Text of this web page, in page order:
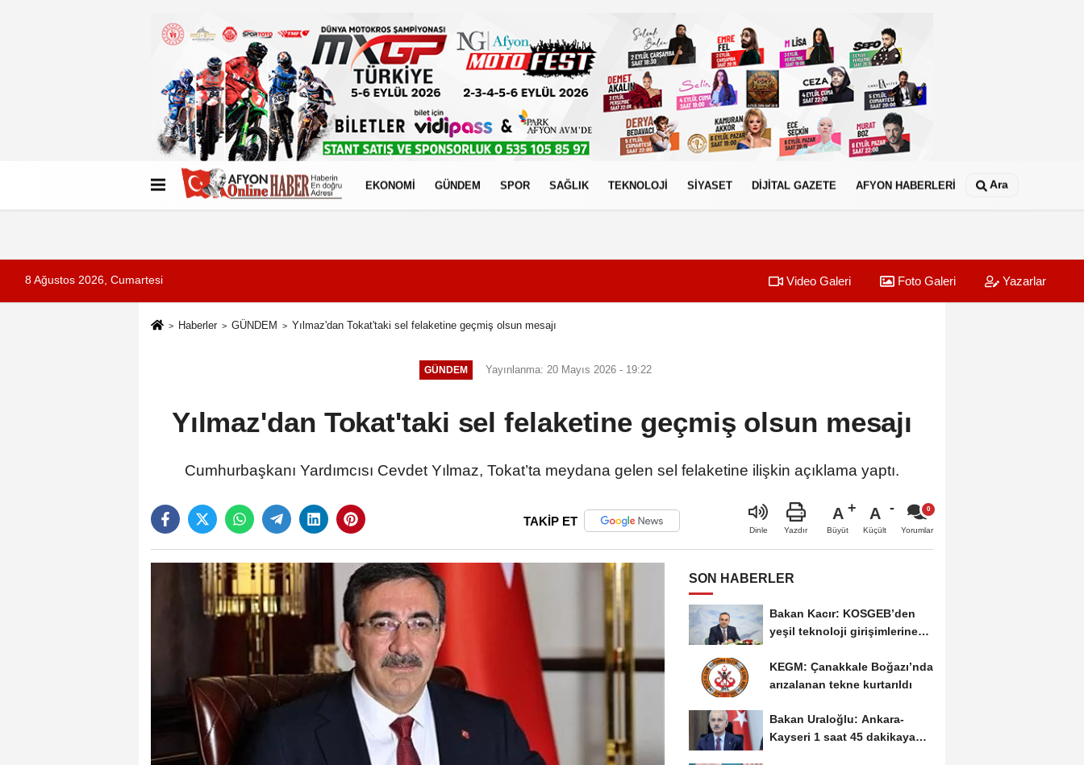
Künye İletişim Çerez Politikası
EKONOMİ GÜNDEM SPOR SAĞLIK TEKNOLOJİ SİYASET DİJİTAL GAZETE AFYON HABERLERİ Ara
8 Ağustos 2026, Cumartesi Video Galeri Foto Galeri Yazarlar
Haberler GÜNDEM Yılmaz'dan Tokat'taki sel felaketine geçmiş olsun mesajı
GÜNDEM Yayınlanma: 20 Mayıs 2026 - 19:22
Yılmaz'dan Tokat'taki sel felaketine geçmiş olsun mesajı
Cumhurbaşkanı Yardımcısı Cevdet Yılmaz, Tokat’ta meydana gelen sel felaketine ilişkin açıklama yaptı.
TAKİP ET
Dinle Yazdır
A
Büyüt
A
Küçült Yorumlar
SON HABERLER
Bakan Kacır: KOSGEB’den
yeşil teknoloji girişimlerine
KEGM: Çanakkale Boğazı’nda
arızalanan tekne kurtarıldı
Bakan Uraloğlu: Ankara-
Kayseri 1 saat 45 dakikaya